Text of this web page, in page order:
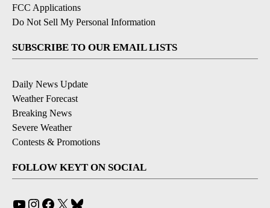
FCC Applications
Do Not Sell My Personal Information
SUBSCRIBE TO OUR EMAIL LISTS
Daily News Update
Weather Forecast
Breaking News
Severe Weather
Contests & Promotions
FOLLOW KEYT ON SOCIAL
YouTube
Instagram
Facebook
X